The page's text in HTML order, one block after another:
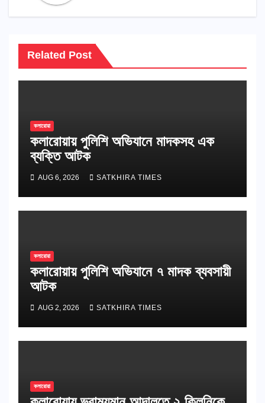
Related Post
কলারোয়া
কলারোয়ায় পুলিশি অভিযানে মাদকসহ এক
ব্যক্তি আটক
AUG 6, 2026 SATKHIRA TIMES
কলারোয়া
কলারোয়ায় পুলিশি অভিযানে ৭ মাদক ব্যবসায়ী
আটক
AUG 2, 2026 SATKHIRA TIMES
কলারোয়া